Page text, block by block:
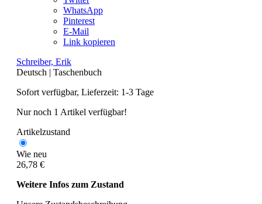
WhatsApp
Pinterest
E-Mail
Link kopieren
Schreiber, Erik
Deutsch | Taschenbuch
Sofort verfügbar, Lieferzeit: 1-3 Tage
Nur noch 1 Artikel verfügbar!
Artikelzustand
Wie neu
26,78 €
Weitere Infos zum Zustand